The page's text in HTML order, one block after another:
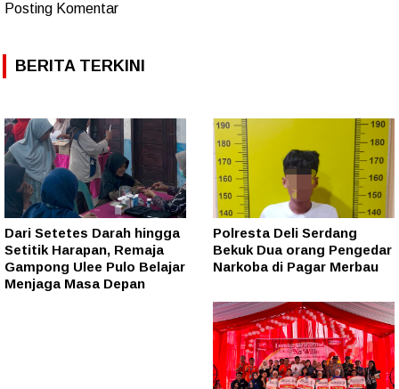
Posting Komentar
BERITA TERKINI
Dari Setetes Darah hingga
Setitik Harapan, Remaja
Gampong Ulee Pulo Belajar
Menjaga Masa Depan
Polresta Deli Serdang
Bekuk Dua orang Pengedar
Narkoba di Pagar Merbau